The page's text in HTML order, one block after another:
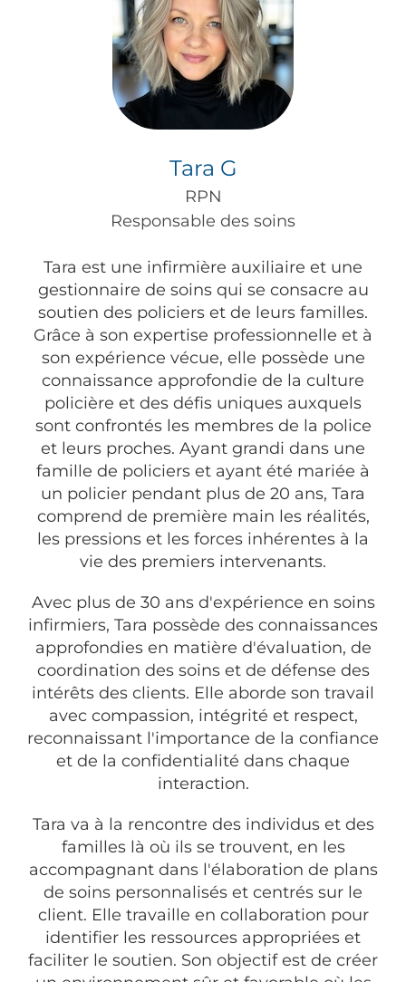
Tara G
RPN
Responsable des soins
Tara est une infirmière auxiliaire et une
gestionnaire de soins qui se consacre au
soutien des policiers et de leurs familles.
Grâce à son expertise professionnelle et à
son expérience vécue, elle possède une
connaissance approfondie de la culture
policière et des défis uniques auxquels
sont confrontés les membres de la police
et leurs proches. Ayant grandi dans une
famille de policiers et ayant été mariée à
un policier pendant plus de 20 ans, Tara
comprend de première main les réalités,
les pressions et les forces inhérentes à la
vie des premiers intervenants.
Avec plus de 30 ans d'expérience en soins
infirmiers, Tara possède des connaissances
approfondies en matière d'évaluation, de
coordination des soins et de défense des
intérêts des clients. Elle aborde son travail
avec compassion, intégrité et respect,
reconnaissant l'importance de la confiance
et de la confidentialité dans chaque
interaction.
Tara va à la rencontre des individus et des
familles là où ils se trouvent, en les
accompagnant dans l'élaboration de plans
de soins personnalisés et centrés sur le
client. Elle travaille en collaboration pour
identifier les ressources appropriées et
faciliter le soutien. Son objectif est de créer